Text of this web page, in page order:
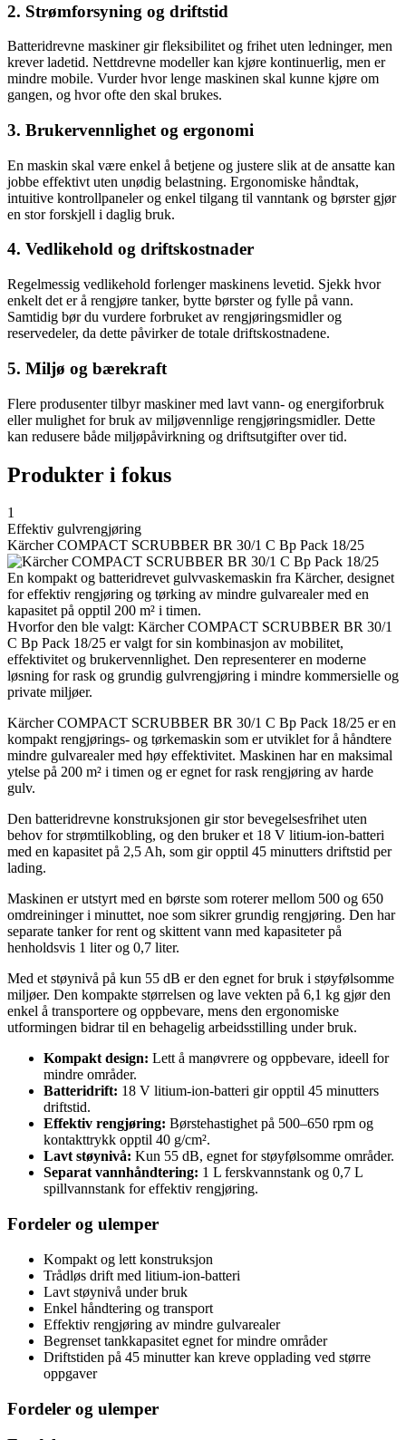
2. Strømforsyning og driftstid
Batteridrevne maskiner gir fleksibilitet og frihet uten ledninger, men
krever ladetid. Nettdrevne modeller kan kjøre kontinuerlig, men er
mindre mobile. Vurder hvor lenge maskinen skal kunne kjøre om
gangen, og hvor ofte den skal brukes.
3. Brukervennlighet og ergonomi
En maskin skal være enkel å betjene og justere slik at de ansatte kan
jobbe effektivt uten unødig belastning. Ergonomiske håndtak,
intuitive kontrollpaneler og enkel tilgang til vanntank og børster gjør
en stor forskjell i daglig bruk.
4. Vedlikehold og driftskostnader
Regelmessig vedlikehold forlenger maskinens levetid. Sjekk hvor
enkelt det er å rengjøre tanker, bytte børster og fylle på vann.
Samtidig bør du vurdere forbruket av rengjøringsmidler og
reservedeler, da dette påvirker de totale driftskostnadene.
5. Miljø og bærekraft
Flere produsenter tilbyr maskiner med lavt vann- og energiforbruk
eller mulighet for bruk av miljøvennlige rengjøringsmidler. Dette
kan redusere både miljøpåvirkning og driftsutgifter over tid.
Produkter i fokus
1
Effektiv gulvrengjøring
Kärcher COMPACT SCRUBBER BR 30/1 C Bp Pack 18/25
En kompakt og batteridrevet gulvvaskemaskin fra Kärcher, designet
for effektiv rengjøring og tørking av mindre gulvarealer med en
kapasitet på opptil 200 m² i timen.
Hvorfor den ble valgt: Kärcher COMPACT SCRUBBER BR 30/1
C Bp Pack 18/25 er valgt for sin kombinasjon av mobilitet,
effektivitet og brukervennlighet. Den representerer en moderne
løsning for rask og grundig gulvrengjøring i mindre kommersielle og
private miljøer.
Kärcher COMPACT SCRUBBER BR 30/1 C Bp Pack 18/25 er en
kompakt rengjørings- og tørkemaskin som er utviklet for å håndtere
mindre gulvarealer med høy effektivitet. Maskinen har en maksimal
ytelse på 200 m² i timen og er egnet for rask rengjøring av harde
gulv.
Den batteridrevne konstruksjonen gir stor bevegelsesfrihet uten
behov for strømtilkobling, og den bruker et 18 V litium-ion-batteri
med en kapasitet på 2,5 Ah, som gir opptil 45 minutters driftstid per
lading.
Maskinen er utstyrt med en børste som roterer mellom 500 og 650
omdreininger i minuttet, noe som sikrer grundig rengjøring. Den har
separate tanker for rent og skittent vann med kapasiteter på
henholdsvis 1 liter og 0,7 liter.
Med et støynivå på kun 55 dB er den egnet for bruk i støyfølsomme
miljøer. Den kompakte størrelsen og lave vekten på 6,1 kg gjør den
enkel å transportere og oppbevare, mens den ergonomiske
utformingen bidrar til en behagelig arbeidsstilling under bruk.
Kompakt design: Lett å manøvrere og oppbevare, ideell for
mindre områder.
Batteridrift: 18 V litium-ion-batteri gir opptil 45 minutters
driftstid.
Effektiv rengjøring: Børstehastighet på 500–650 rpm og
kontakttrykk opptil 40 g/cm².
Lavt støynivå: Kun 55 dB, egnet for støyfølsomme områder.
Separat vannhåndtering: 1 L ferskvannstank og 0,7 L
spillvannstank for effektiv rengjøring.
Fordeler og ulemper
Kompakt og lett konstruksjon
Trådløs drift med litium-ion-batteri
Lavt støynivå under bruk
Enkel håndtering og transport
Effektiv rengjøring av mindre gulvarealer
Begrenset tankkapasitet egnet for mindre områder
Driftstiden på 45 minutter kan kreve opplading ved større
oppgaver
Fordeler og ulemper